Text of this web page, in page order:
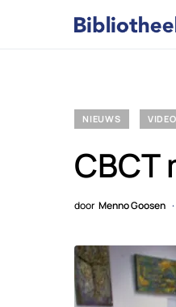
NIEUWS VIDEO
door Menno Goosen